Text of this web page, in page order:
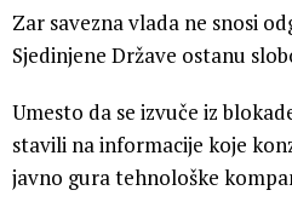
Zar savezna vlada ne snosi
Sjedinjene Države ostanu
Umesto da se izvuče iz
stavili na informacije koje
javno gura tehnološke